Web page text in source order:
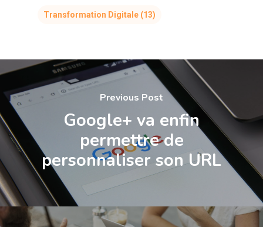
Transformation Digitale (13)
Previous Post
Google+ va enfin
permettre de
personnaliser son URL